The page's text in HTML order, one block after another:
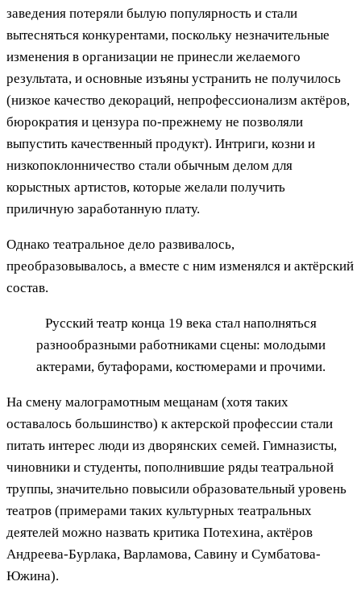
заведения потеряли былую популярность и стали
вытесняться конкурентами, поскольку незначительные
изменения в организации не принесли желаемого
результата, и основные изъяны устранить не получилось
(низкое качество декораций, непрофессионализм актёров,
бюрократия и цензура по-прежнему не позволяли
выпустить качественный продукт). Интриги, козни и
низкопоклонничество стали обычным делом для
корыстных артистов, которые желали получить
приличную заработанную плату.
Однако театральное дело развивалось,
преобразовывалось, а вместе с ним изменялся и актёрский
состав.
Русский театр конца 19 века стал наполняться
разнообразными работниками сцены: молодыми
актерами, бутафорами, костюмерами и прочими.
На смену малограмотным мещанам (хотя таких
оставалось большинство) к актерской профессии стали
питать интерес люди из дворянских семей. Гимназисты,
чиновники и студенты, пополнившие ряды театральной
труппы, значительно повысили образовательный уровень
театров (примерами таких культурных театральных
деятелей можно назвать критика Потехина, актёров
Андреева-Бурлака, Варламова, Савину и Сумбатова-
Южина).